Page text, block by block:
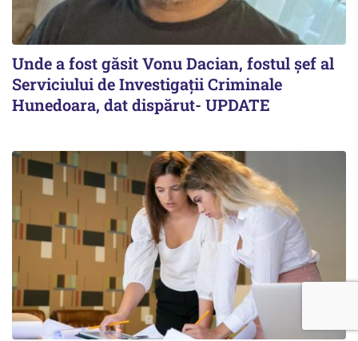
Unde a fost găsit Vonu Dacian, fostul șef al
Serviciului de Investigații Criminale
Hunedoara, dat dispărut- UPDATE